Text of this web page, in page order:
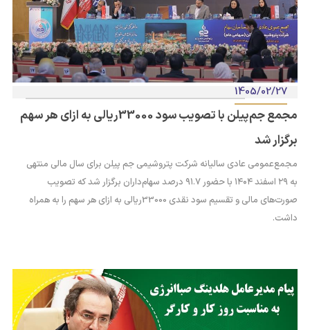
1405/02/27
مجمع جم‌پیلن با تصویب سود 33000ريالی به ازای هر سهم
برگزار شد
مجمع‌عمومی عادی سالیانه شرکت پتروشیمی جم پیلن برای سال مالی منتهی
به ۲۹ اسفند ۱۴۰۴ با حضور ۹۱.۷ درصد سهام‌داران برگزار شد که تصویب
صورت‌های مالی و تقسیم سود نقدی 33000ريالی به ازای هر سهم را به همراه
داشت.